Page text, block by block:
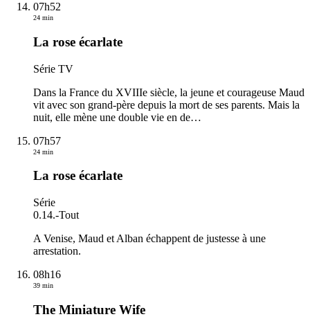
07h52
24 min
La rose écarlate
Série TV
Dans la France du XVIIIe siècle, la jeune et courageuse Maud
vit avec son grand-père depuis la mort de ses parents. Mais la
nuit, elle mène une double vie en de…
07h57
24 min
La rose écarlate
Série
0.14.-Tout
A Venise, Maud et Alban échappent de justesse à une
arrestation.
08h16
39 min
The Miniature Wife